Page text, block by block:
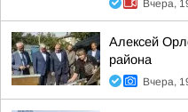
Вчера,
Алексей
района
Вчера,